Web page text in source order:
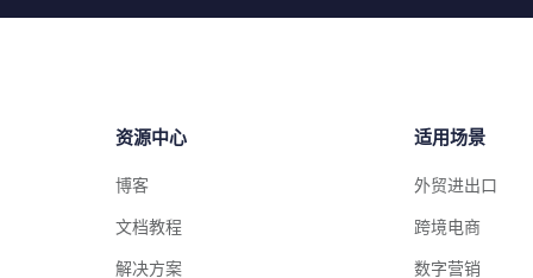
资源中心
博客
文档教程
解决方案
适用场景
外贸进出口
跨境电商
数字营销